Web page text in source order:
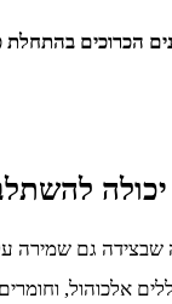
הכרוכים
יכולה
שבצידה גם שמירה
אלכוהול,